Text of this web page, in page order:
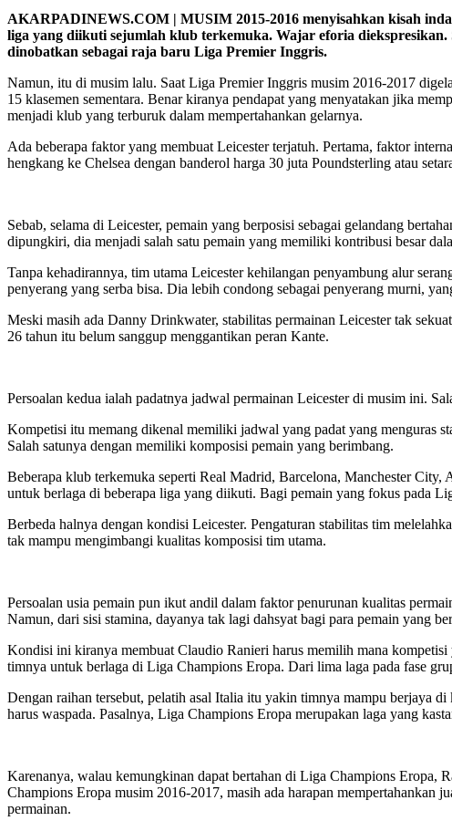
AKARPADINEWS.COM | MUSIM 2015-2016 menyisahkan kisah
liga yang diikuti sejumlah klub terkemuka. Wajar eforia
dinobatkan sebagai raja baru Liga Premier Inggris.
Namun, itu di musim lalu. Saat Liga Premier Inggris musim 2016-2017
15 klasemen sementara. Benar kiranya pendapat yang menyatakan jika
menjadi klub yang terburuk dalam mempertahankan gelarnya.
Ada beberapa faktor yang membuat Leicester terjatuh. Pertama, faktor
hengkang ke Chelsea dengan banderol harga 30 juta Poundsterling atau
Sebab, selama di Leicester, pemain yang berposisi sebagai gelandang
dipungkiri, dia menjadi salah satu pemain yang memiliki kontribusi besar
Tanpa kehadirannya, tim utama Leicester kehilangan penyambung alur
penyerang yang serba bisa. Dia lebih condong sebagai penyerang murni,
Meski masih ada Danny Drinkwater, stabilitas permainan Leicester tak
26 tahun itu belum sanggup menggantikan peran Kante.
Persoalan kedua ialah padatnya jadwal permainan Leicester di musim ini.
Kompetisi itu memang dikenal memiliki jadwal yang padat yang menguras
Salah satunya dengan memiliki komposisi pemain yang berimbang.
Beberapa klub terkemuka seperti Real Madrid, Barcelona, Manchester
untuk berlaga di beberapa liga yang diikuti. Bagi pemain yang fokus pada
Berbeda halnya dengan kondisi Leicester. Pengaturan stabilitas tim
tak mampu mengimbangi kualitas komposisi tim utama.
Persoalan usia pemain pun ikut andil dalam faktor penurunan kualitas
Namun, dari sisi stamina, dayanya tak lagi dahsyat bagi para pemain yang
Kondisi ini kiranya membuat Claudio Ranieri harus memilih mana
timnya untuk berlaga di Liga Champions Eropa. Dari lima laga pada fase
Dengan raihan tersebut, pelatih asal Italia itu yakin timnya mampu berjaya
harus waspada. Pasalnya, Liga Champions Eropa merupakan laga yang
Karenanya, walau kemungkinan dapat bertahan di Liga Champions Eropa,
Champions Eropa musim 2016-2017, masih ada harapan
permainan.